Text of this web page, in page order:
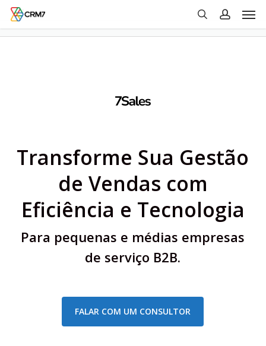
Skip
main
searchaccount
Transforme Sua Gestão
de Vendas com
Eficiência e Tecnologia
Para pequenas e médias empresas
de serviço B2B.
FALAR COM UM CONSULTOR